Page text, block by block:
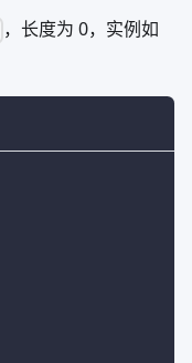
，长度为 0，实例如